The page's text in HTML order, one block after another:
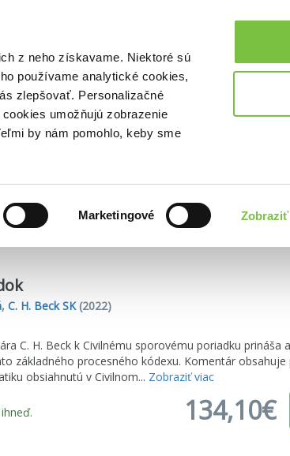
z neho získavame. Niektoré sú
používame analytické cookies,
zlepšovať. Personalizačné
umožňujú zobrazenie
by nám pomohlo, keby sme
Marketingové Zoradiť podľa:
, C. H. Beck SK(2022)
C. H. Beck k Civilnému sporovému poriadku prináša
základného procesného kódexu. Komentár obsahuje
obsiahnutú v Civilnom... Zobraziť viac
134,10€